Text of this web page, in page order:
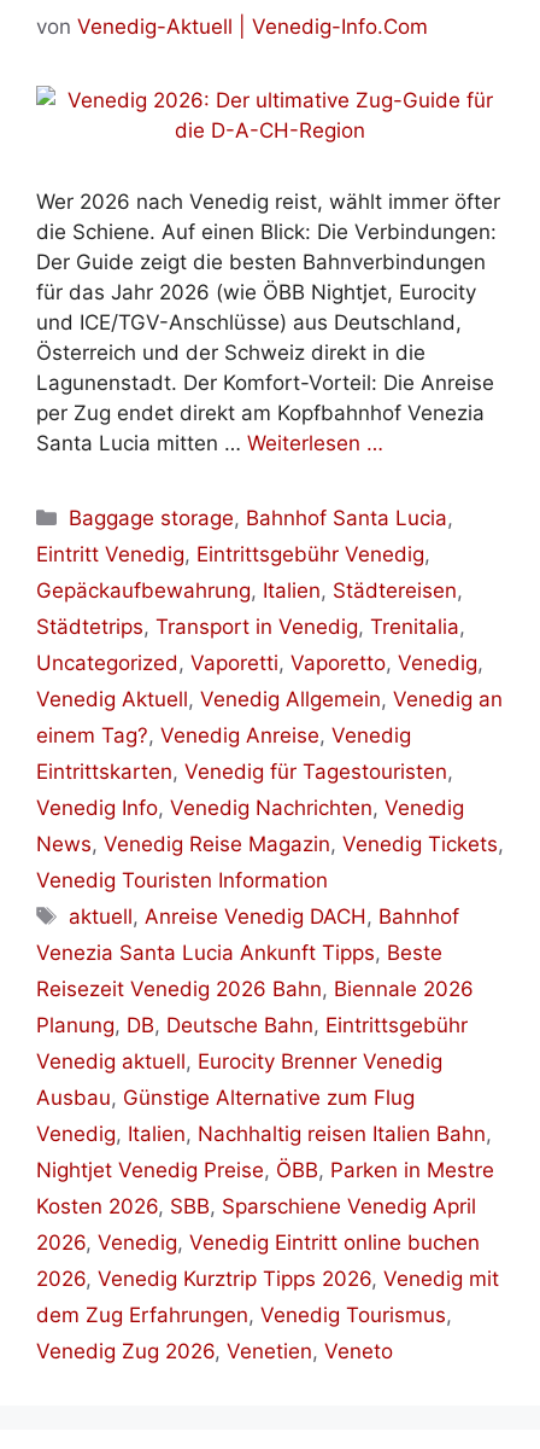
von Venedig-Aktuell | Venedig-Info.Com
Wer 2026 nach Venedig reist, wählt immer öfter
die Schiene. Auf einen Blick: Die Verbindungen:
Der Guide zeigt die besten Bahnverbindungen
für das Jahr 2026 (wie ÖBB Nightjet, Eurocity
und ICE/TGV-Anschlüsse) aus Deutschland,
Österreich und der Schweiz direkt in die
Lagunenstadt. Der Komfort-Vorteil: Die Anreise
per Zug endet direkt am Kopfbahnhof Venezia
Santa Lucia mitten … Weiterlesen …
Kategorien
Baggage storage, Bahnhof Santa Lucia,
Eintritt Venedig, Eintrittsgebühr Venedig,
Gepäckaufbewahrung, Italien, Städtereisen,
Städtetrips, Transport in Venedig, Trenitalia,
Uncategorized, Vaporetti, Vaporetto, Venedig,
Venedig Aktuell, Venedig Allgemein, Venedig an
einem Tag?, Venedig Anreise, Venedig
Eintrittskarten, Venedig für Tagestouristen,
Venedig Info, Venedig Nachrichten, Venedig
News, Venedig Reise Magazin, Venedig Tickets,
Venedig Touristen Information
Schlagwörter
aktuell,Anreise Venedig DACH, Bahnhof
Venezia Santa Lucia Ankunft Tipps, Beste
Reisezeit Venedig 2026 Bahn, Biennale 2026
Planung, DB, Deutsche Bahn, Eintrittsgebühr
Venedig aktuell, Eurocity Brenner Venedig
Ausbau, Günstige Alternative zum Flug
Venedig, Italien, Nachhaltig reisen Italien Bahn,
Nightjet Venedig Preise, ÖBB, Parken in Mestre
Kosten 2026, SBB, Sparschiene Venedig April
2026, Venedig, Venedig Eintritt online buchen
2026, Venedig Kurztrip Tipps 2026, Venedig mit
dem Zug Erfahrungen, Venedig Tourismus,
Venedig Zug 2026, Venetien, Veneto